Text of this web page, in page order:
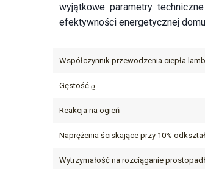
wyjątkowe parametry
efektywności energetycznej
Współczynnik przewodzenia ciepła
Gęstość ϱ
Reakcja na ogień
Naprężenia ściskające przy 10%
Wytrzymałość na rozciąganie